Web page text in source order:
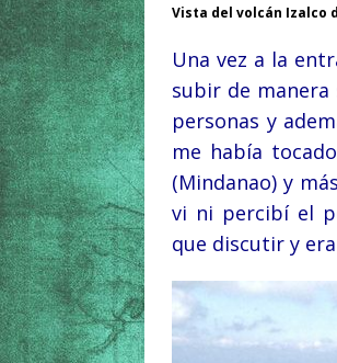
Vista del volcán Izalco
Una vez a la
subir de
personas y
me había
(Mindanao) y
vi ni percibí el
que discutir y